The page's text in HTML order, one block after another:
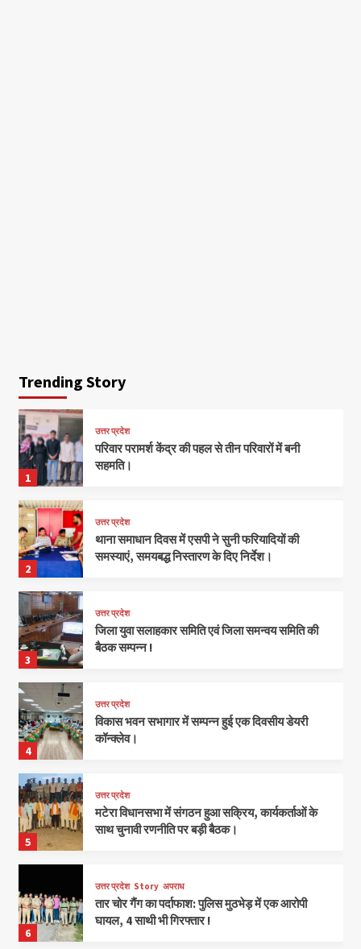
Trending Story
1
उत्तर प्रदेश
परिवार परामर्श केंद्र की पहल से तीन परिवारों में बनी
सहमति।
2
उत्तर प्रदेश
थाना समाधान दिवस में एसपी ने सुनी फरियादियों की
समस्याएं, समयबद्ध निस्तारण के दिए निर्देश।
3
उत्तर प्रदेश
जिला युवा सलाहकार समिति एवं जिला समन्वय समिति की
बैठक सम्पन्न !
4
उत्तर प्रदेश
विकास भवन सभागार में सम्पन्न हुई एक दिवसीय डेयरी
कॉन्क्लेव।
5
उत्तर प्रदेश
मटेरा विधानसभा में संगठन हुआ सक्रिय, कार्यकर्ताओं के
साथ चुनावी रणनीति पर बड़ी बैठक।
6
उत्तर प्रदेश Story अपराध
तार चोर गैंग का पर्दाफाश: पुलिस मुठभेड़ में एक आरोपी
घायल, 4 साथी भी गिरफ्तार !